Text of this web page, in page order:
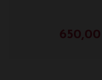
650,00